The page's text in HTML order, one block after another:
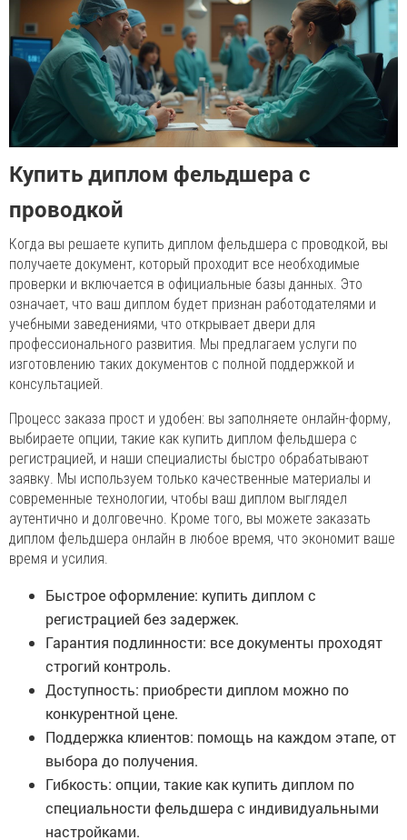
Купить диплом фельдшера с
проводкой
Когда вы решаете купить диплом фельдшера с проводкой, вы
получаете документ, который проходит все необходимые
проверки и включается в официальные базы данных. Это
означает, что ваш диплом будет признан работодателями и
учебными заведениями, что открывает двери для
профессионального развития. Мы предлагаем услуги по
изготовлению таких документов с полной поддержкой и
консультацией.
Процесс заказа прост и удобен: вы заполняете онлайн-форму,
выбираете опции, такие как купить диплом фельдшера с
регистрацией, и наши специалисты быстро обрабатывают
заявку. Мы используем только качественные материалы и
современные технологии, чтобы ваш диплом выглядел
аутентично и долговечно. Кроме того, вы можете заказать
диплом фельдшера онлайн в любое время, что экономит ваше
время и усилия.
Быстрое оформление: купить диплом с
регистрацией без задержек.
Гарантия подлинности: все документы проходят
строгий контроль.
Доступность: приобрести диплом можно по
конкурентной цене.
Поддержка клиентов: помощь на каждом этапе, от
выбора до получения.
Гибкость: опции, такие как купить диплом по
специальности фельдшера с индивидуальными
настройками.